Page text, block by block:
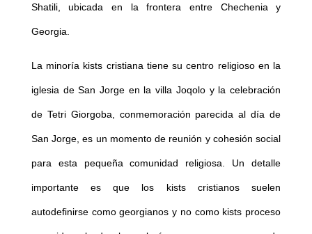
Shatili, ubicada en la frontera entre Chechenia y
Georgia.
La minoría kists cristiana tiene su centro religioso en la
iglesia de San Jorge en la villa Joqolo y la celebración
de Tetri Giorgoba, conmemoración parecida al día de
San Jorge, es un momento de reunión y cohesión social
para esta pequeña comunidad religiosa. Un detalle
importante es que los kists cristianos suelen
autodefinirse como georgianos y no como kists proceso